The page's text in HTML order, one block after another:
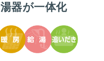
器が一体化